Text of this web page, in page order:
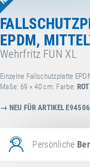
EPDM,
Wehrfritz FUN XL
Einzelne Fallschutzplatte
Maße: 69 × 40 cm. Farbe: ROT.
→ NEU FÜR ARTIKEL E94506
Persönliche